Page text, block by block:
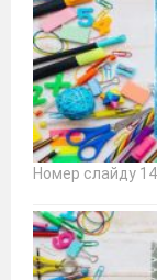
Номер слайду 14